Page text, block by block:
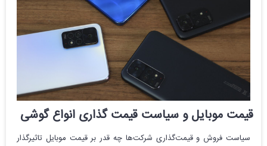
قیمت موبایل و سیاست‌ قیمت‌ گذاری انواع گوشی
سیاست فروش و قیمت‌گذاری شرکت‌ها چه قدر بر قیمت موبایل تاثیرگذار